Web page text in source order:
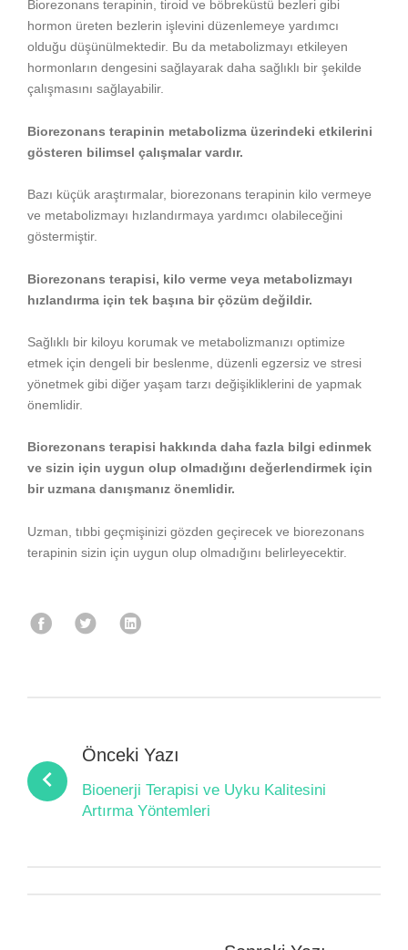
Biorezonans terapinin, tiroid ve böbreküstü bezleri gibi
hormon üreten bezlerin işlevini düzenlemeye yardımcı
olduğu düşünülmektedir. Bu da metabolizmayı etkileyen
hormonların dengesini sağlayarak daha sağlıklı bir şekilde
çalışmasını sağlayabilir.
Biorezonans terapinin metabolizma üzerindeki etkilerini
gösteren bilimsel çalışmalar vardır.
Bazı küçük araştırmalar, biorezonans terapinin kilo vermeye
ve metabolizmayı hızlandırmaya yardımcı olabileceğini
göstermiştir.
Biorezonans terapisi, kilo verme veya metabolizmayı
hızlandırma için tek başına bir çözüm değildir.
Sağlıklı bir kiloyu korumak ve metabolizmanızı optimize
etmek için dengeli bir beslenme, düzenli egzersiz ve stresi
yönetmek gibi diğer yaşam tarzı değişikliklerini de yapmak
önemlidir.
Biorezonans terapisi hakkında daha fazla bilgi edinmek
ve sizin için uygun olup olmadığını değerlendirmek için
bir uzmana danışmanız önemlidir.
Uzman, tıbbi geçmişinizi gözden geçirecek ve biorezonans
terapinin sizin için uygun olup olmadığını belirleyecektir.
Facebook
Twitter
Önceki Yazı
Bioenerji Terapisi ve Uyku Kalitesini
Artırma Yöntemleri